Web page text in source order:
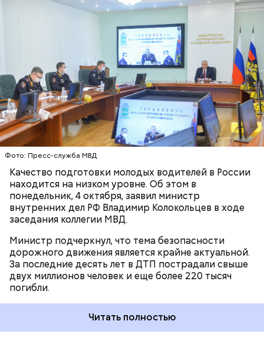
Фото: Пресс-служба МВД
Качество подготовки молодых водителей в России
находится на низком уровне. Об этом в
понедельник, 4 октября, заявил министр
внутренних дел РФ Владимир Колокольцев в ходе
заседания коллегии МВД.
Министр подчеркнул, что тема безопасности
дорожного движения является крайне актуальной.
За последние десять лет в ДТП пострадали свыше
двух миллионов человек и еще более 220 тысяч
погибли.
По словам Колокольцева, актуальной остается и
регламентация полномочий ГИБДД в сфере
контроля за деятельностью автошкол, так как
подготовка молодых водителей «оставляет желать
лучшего».
Читать полностью
ВОДИТЕЛИ ГАИ
БЕЗОПАСНОСТЬ
ВЛАДИМИР КОЛОКОЛЬЦЕВ
ДТП